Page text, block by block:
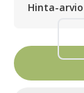
Hinta-arvio